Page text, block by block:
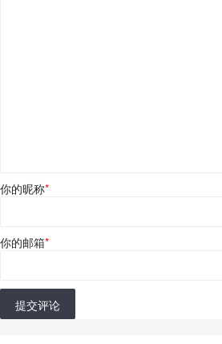
你的昵称*
你的邮箱*
提交评论